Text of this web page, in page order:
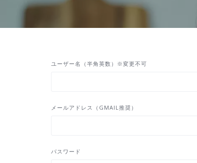
ユーザー名（半角英数）※変更不可
メールアドレス（GMAIL推奨）
パスワード